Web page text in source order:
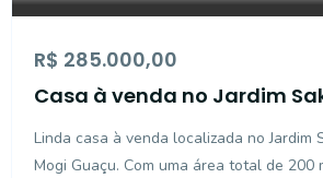
R$ 285.000,00
Casa à venda no Jardim
Linda casa à venda localizada no Jardim
Mogi Guaçu. Com uma área total de 200